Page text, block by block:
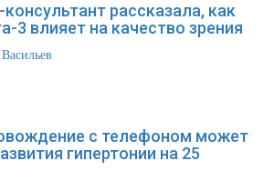
рассказала, как
3 влияет на качество зрения
с телефоном может
гипертонии на 25